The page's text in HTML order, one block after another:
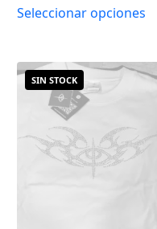
Seleccionar opciones